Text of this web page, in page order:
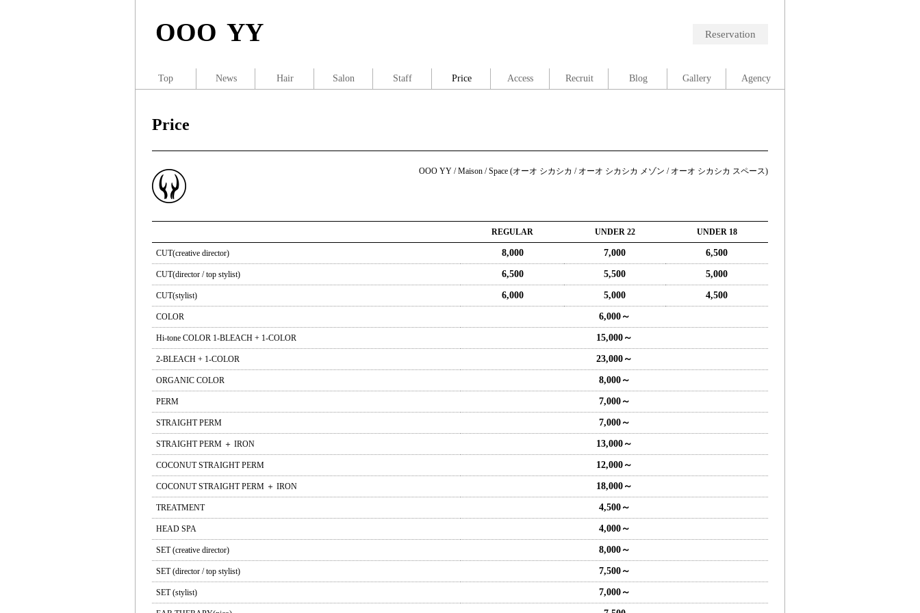
OOO YY Reservation
OOO YY / Maison / Space (オーオ シカシカ / オーオ シカシカ メゾン / オーオ シカシカ スペース)
REGULAR UNDER 22 UNDER 18
CUT(creative director) 8,000 7,000 6,500
CUT(director / top stylist) 6,500 5,500 5,000
CUT(stylist) 6,000 5,000 4,500
COLOR 6,000～
Hi-tone COLOR 1-BLEACH + 1-COLOR 15,000～
2-BLEACH + 1-COLOR 23,000～
ORGANIC COLOR 8,000～
PERM 7,000～
STRAIGHT PERM 7,000～
STRAIGHT PERM ＋ IRON 13,000～
COCONUT STRAIGHT PERM 12,000～
COCONUT STRAIGHT PERM ＋ IRON 18,000～
TREATMENT 4,500～
HEAD SPA 4,000～
SET (creative director) 8,000～
SET (director / top stylist) 7,500～
SET (stylist) 7,000～
Price
Top News Hair Salon Staff Price Access Recruit Blog Gallery Agency